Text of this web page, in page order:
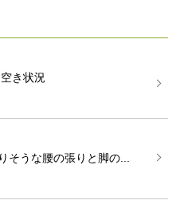
き状況
そうな腰の張りと脚の...